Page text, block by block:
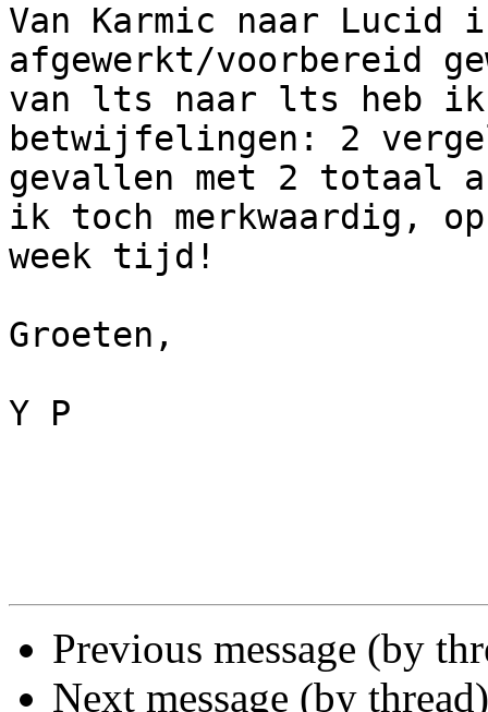
Van Karmic naar
afgewerkt/voorbereid
van lts naar lts heb
betwijfelingen: 2
gevallen met 2 totaal
ik toch merkwaardig,
week tijd!
Groeten,
Y P
Previous message (by
Next message (by